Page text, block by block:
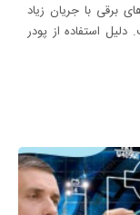
برقی با جریان زیاد
استفاده از پودر